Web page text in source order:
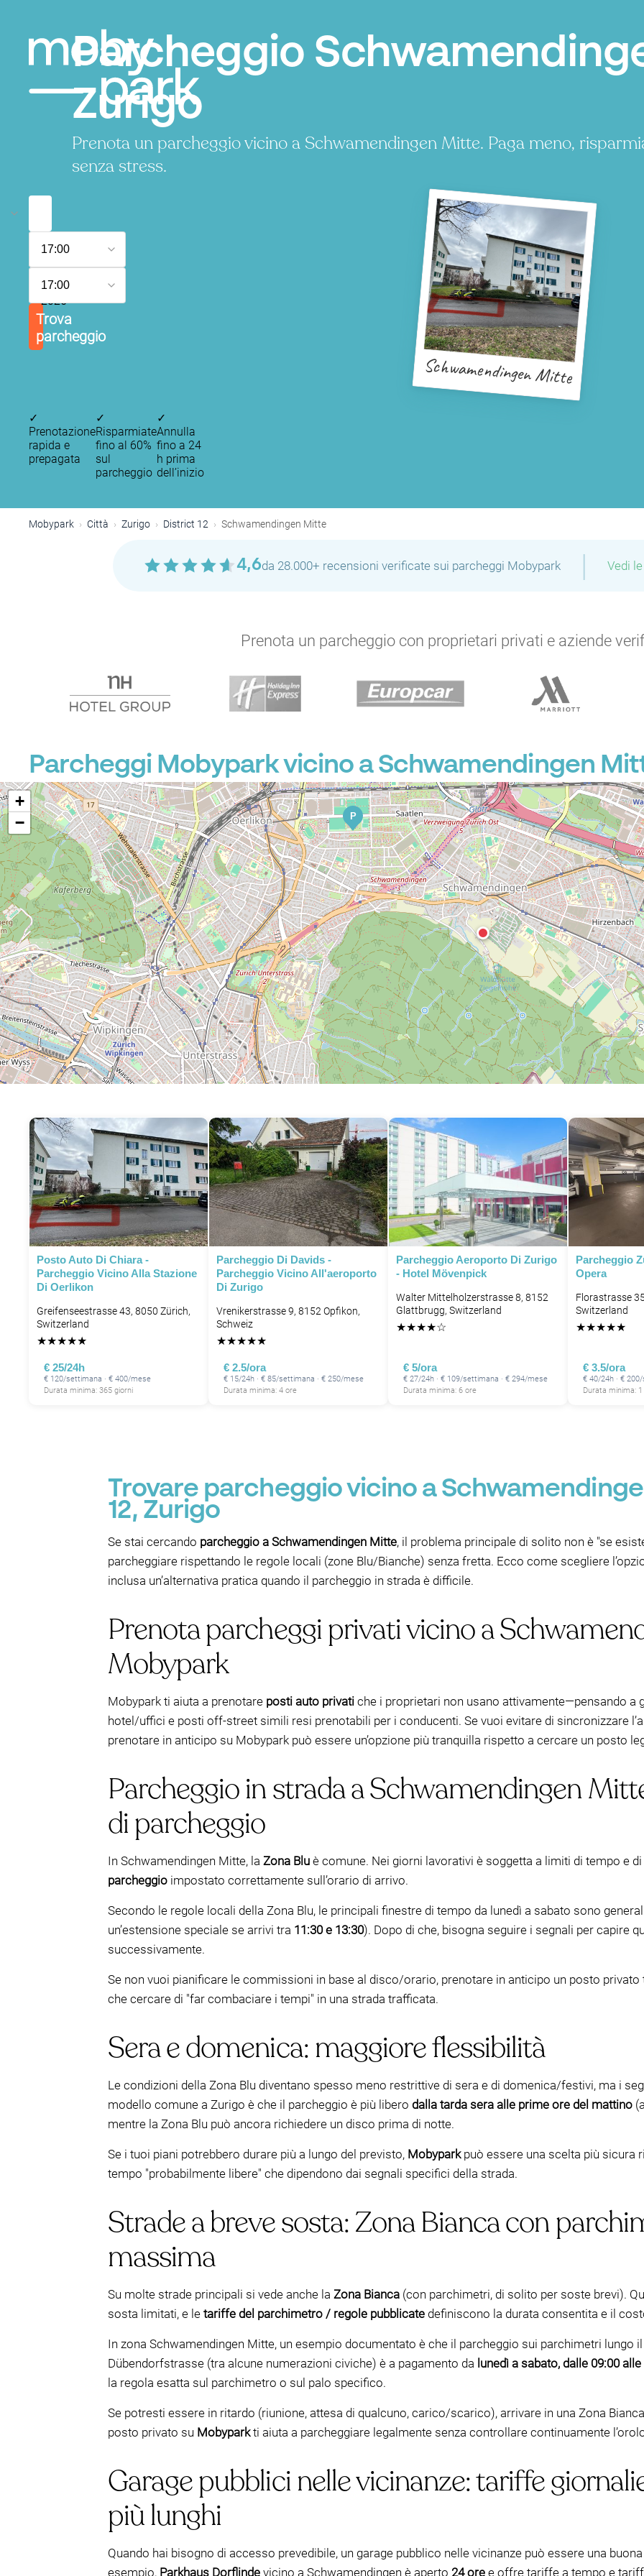
Parcheggio
Zurigo
Prenota un parcheggio vicino a Schwamendingen Mitte. Paga meno,
senza stress.
agosto
2026
17:00
agosto
2026
17:00
Trova
parcheggio
Schwamendingen Mitte
✓
Prenotazione
rapida e
prepagata
✓
Risparmiate
fino al 60%
sul
parcheggio
✓
Annulla
fino a 24
h prima
dell’inizio
Mobypark Città Zurigo District 12 Schwamendingen Mitte
4,6da 28.000+ recensioni verificate sui parcheggi Mobypark | Vedi
Prenota un parcheggio con proprietari privati e aziende
Parcheggi Mobypark vicino a Schwamendingen
P
P
+
−
Posto Auto Di Chiara -
Parcheggio Vicino Alla Stazione
Di Oerlikon
Greifenseestrasse 43, 8050 Zürich,
Switzerland
★★★★★
€ 25/24h
€ 120/settimana · € 400/mese
Durata minima: 365 giorni
Parcheggio Di Davids -
Parcheggio Vicino All'aeroporto
Di Zurigo
Vrenikerstrasse 9, 8152 Opfikon,
Schweiz
★★★★★
€ 2.5/ora
€ 15/24h · € 85/settimana · € 250/mese
Durata minima: 4 ore
Parcheggio Aeroporto Di Zurigo
- Hotel Mövenpick
Walter Mittelholzerstrasse 8, 8152
Glattbrugg, Switzerland
★★★★☆
€ 5/ora
€ 27/24h · € 109/settimana · € 294/mese
Durata minima: 6 ore
Parcheggio
Opera
Florastrasse
Switzerland
★★★★★
€ 3.5/ora
€ 40/24h · €
Durata minima:
Trovare parcheggio vicino a
12, Zurigo
Se stai cercando parcheggio a Schwamendingen Mitte, il problema principale di solito non è "se
parcheggiare rispettando le regole locali (zone Blu/Bianche) senza fretta. Ecco come scegliere
inclusa un’alternativa pratica quando il parcheggio in strada è difficile.
Prenota parcheggi privati vicino a
Mobypark
Mobypark ti aiuta a prenotare posti auto privati che i proprietari non usano attivamente—pensando a
hotel/uffici e posti off-street simili resi prenotabili per i conducenti. Se vuoi evitare di sincronizzare
prenotare in anticipo su Mobypark può essere un’opzione più tranquilla rispetto a cercare un posto
Parcheggio in strada a Schwamendingen
di parcheggio
In Schwamendingen Mitte, la Zona Blu è comune. Nei giorni lavorativi è soggetta a limiti di tempo e
parcheggio impostato correttamente sull’orario di arrivo.
Secondo le regole locali della Zona Blu, le principali finestre di tempo da lunedì a sabato sono
un’estensione speciale se arrivi tra 11:30 e 13:30). Dopo di che, bisogna seguire i segnali per capire
successivamente.
Se non vuoi pianificare le commissioni in base al disco/orario, prenotare in anticipo un posto
che cercare di "far combaciare i tempi" in una strada trafficata.
Sera e domenica: maggiore flessibilità
Le condizioni della Zona Blu diventano spesso meno restrittive di sera e di domenica/festivi, ma i
modello comune a Zurigo è che il parcheggio è più libero dalla tarda sera alle prime ore del mattino
mentre la Zona Blu può ancora richiedere un disco prima di notte.
Se i tuoi piani potrebbero durare più a lungo del previsto, Mobyparkpuò essere una scelta più sicura
tempo "probabilmente libere" che dipendono dai segnali specifici della strada.
Strade a breve sosta: Zona Bianca con
massima
Su molte strade principali si vede anche la Zona Bianca (con parchimetri, di solito per soste brevi).
sosta limitati, e le tariffe del parchimetro / regole pubblicate definiscono la durata consentita e il
In zona Schwamendingen Mitte, un esempio documentato è che il parcheggio sui parchimetri lungo
Dübendorfstrasse (tra alcune numerazioni civiche) è a pagamento da lunedì a sabato, dalle 09:00
la regola esatta sul parchimetro o sul palo specifico.
Se potresti essere in ritardo (riunione, attesa di qualcuno, carico/scarico), arrivare in una Zona
posto privato su Mobyparkti aiuta a parcheggiare legalmente senza controllare continuamente
Garage pubblici nelle vicinanze: tariffe
più lunghi
Quando hai bisogno di accesso prevedibile, un garage pubblico nelle vicinanze può essere una
esempio, Parkhaus Dorflinde vicino a Schwamendingen è aperto 24 ore e offre tariffe a tempo e